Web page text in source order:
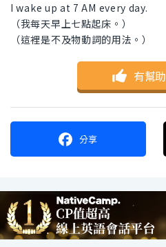
I wake up at 7 AM every day.
（我每天早上七點起床。）
（這裡是不及物動詞的用法。）
有幫助
分享